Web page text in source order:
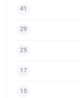
41
29
25
17
15